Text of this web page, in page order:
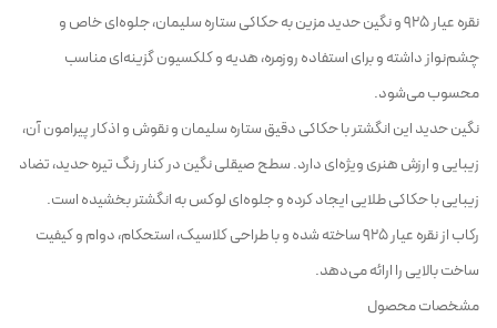
نقره عیار 925 و نگین حدید مزین به حکاکی ستاره سلیمان، جلوه‌ای خاص و
چشم‌نواز داشته و برای استفاده روزمره، هدیه و کلکسیون گزینه‌ای مناسب
محسوب می‌شود.
نگین حدید این انگشتر با حکاکی دقیق ستاره سلیمان و نقوش و اذکار پیرامون آن،
زیبایی و ارزش هنری ویژه‌ای دارد. سطح صیقلی نگین در کنار رنگ تیره حدید، تضاد
زیبایی با حکاکی طلایی ایجاد کرده و جلوه‌ای لوکس به انگشتر بخشیده است.
رکاب از نقره عیار 925 ساخته شده و با طراحی کلاسیک، استحکام، دوام و کیفیت
ساخت بالایی را ارائه می‌دهد.
مشخصات محصول